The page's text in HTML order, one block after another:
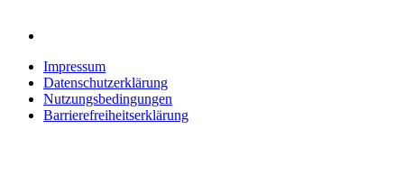
Impressum
Datenschutzerklärung
Nutzungsbedingungen
Barrierefreiheitserklärung